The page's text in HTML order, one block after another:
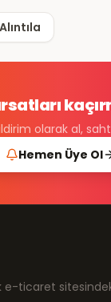
olarak al,
Hemen Üye Ol
e-ticaret